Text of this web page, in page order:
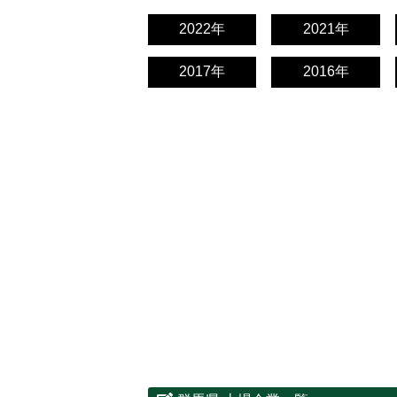
2022年 2021年
2017年 2016年